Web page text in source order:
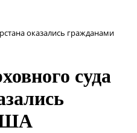
оказались гражданами
суда